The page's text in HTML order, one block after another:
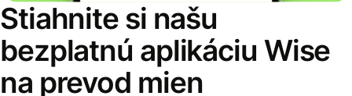
Stiahnite si našu
bezplatnú aplikáciu Wise
na prevod mien